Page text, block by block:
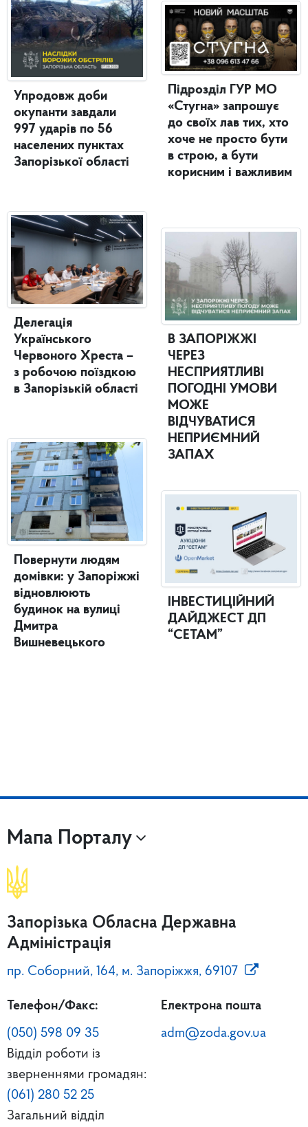
Упродовж доби
окупанти завдали
997 ударів по 56
населених пунктах
Запорізької області
Делегація
Українського
Червоного Хреста –
з робочою поїздкою
в Запорізькій області
Повернути людям
домівки: у Запоріжжі
відновлюють
будинок на вулиці
Дмитра
Вишневецького
Підрозділ ГУР МО
«Стугна» запрошує
до своїх лав тих, хто
хоче не просто бути
в строю, а бути
корисним і важливим
В ЗАПОРІЖЖІ
ЧЕРЕЗ
НЕСПРИЯТЛИВІ
ПОГОДНІ УМОВИ
МОЖЕ
ВІДЧУВАТИСЯ
НЕПРИЄМНИЙ
ЗАПАХ
ІНВЕСТИЦІЙНИЙ
ДАЙДЖЕСТ ДП
“СЕТАМ”
Мапа Порталу
Запорізька Обласна Державна
Адміністрація
пр. Соборний, 164, м. Запоріжжя, 69107
Телефон/Факс:
(050) 598 09 35
Відділ роботи із
зверненнями громадян:
(061) 280 52 25
Загальний відділ
Електрона пошта
adm@zoda.gov.ua